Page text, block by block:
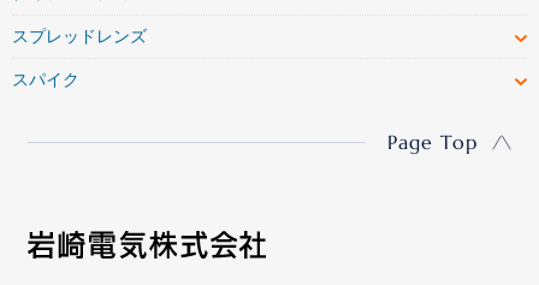
スプレッドレンズ
スパイク
Page Top